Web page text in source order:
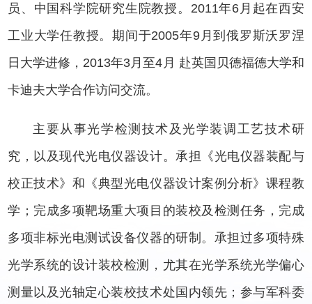
员、中国科学院研究生院教授。2011年6月起在西安
工业大学任教授。期间于2005年9月到俄罗斯沃罗涅
日大学进修，2013年3月至4月 赴英国贝德福德大学和
卡迪夫大学合作访问交流。
主要从事光学检测技术及光学装调工艺技术研
究，以及现代光电仪器设计。承担《光电仪器装配与
校正技术》和《典型光电仪器设计案例分析》课程教
学；完成多项靶场重大项目的装校及检测任务，完成
多项非标光电测试设备仪器的研制。承担过多项特殊
光学系统的设计装校检测，尤其在光学系统光学偏心
测量以及光轴定心装校技术处国内领先；参与军科委